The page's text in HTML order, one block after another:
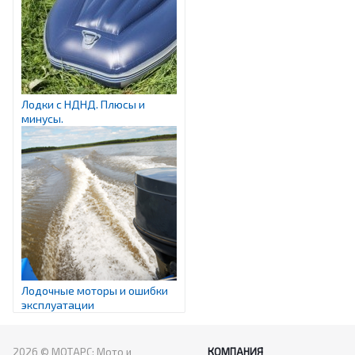
Лодки с НДНД. Плюсы и
минусы.
Лодочные моторы и ошибки
эксплуатации
2026 © МОТАРС: Мото и КОМПАНИЯ